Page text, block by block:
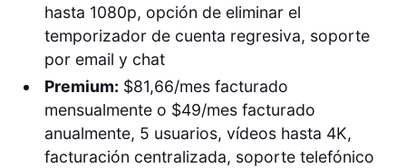
hasta 1080p, opción de eliminar el
temporizador de cuenta regresiva, soporte
por email y chat
Premium: $81,66/mes facturado
mensualmente o $49/mes facturado
anualmente, 5 usuarios, vídeos hasta 4K,
facturación centralizada, soporte telefónico